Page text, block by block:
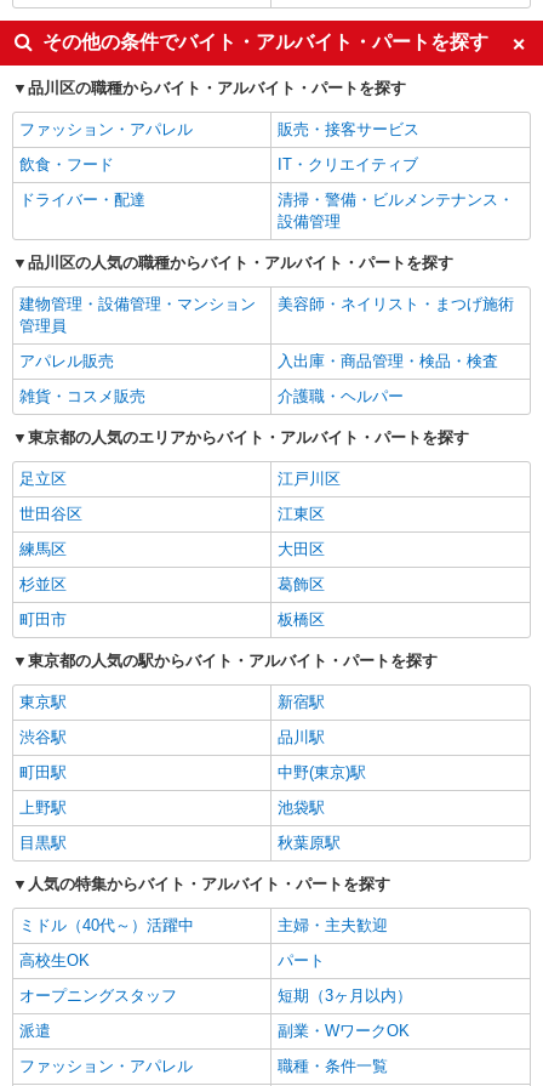
その他の条件でバイト・アルバイト・パートを探す
品川区の職種からバイト・アルバイト・パートを探す
ファッション・アパレル
販売・接客サービス
飲食・フード
IT・クリエイティブ
ドライバー・配達
清掃・警備・ビルメンテナンス・
設備管理
品川区の人気の職種からバイト・アルバイト・パートを探す
建物管理・設備管理・マンション
管理員
美容師・ネイリスト・まつげ施術
アパレル販売
入出庫・商品管理・検品・検査
雑貨・コスメ販売
介護職・ヘルパー
東京都の人気のエリアからバイト・アルバイト・パートを探す
足立区
江戸川区
世田谷区
江東区
練馬区
大田区
杉並区
葛飾区
町田市
板橋区
東京都の人気の駅からバイト・アルバイト・パートを探す
東京駅
新宿駅
渋谷駅
品川駅
町田駅
中野(東京)駅
上野駅
池袋駅
目黒駅
秋葉原駅
人気の特集からバイト・アルバイト・パートを探す
ミドル（40代～）活躍中
主婦・主夫歓迎
高校生OK
パート
オープニングスタッフ
短期（3ヶ月以内）
派遣
副業・WワークOK
ファッション・アパレル
職種・条件一覧